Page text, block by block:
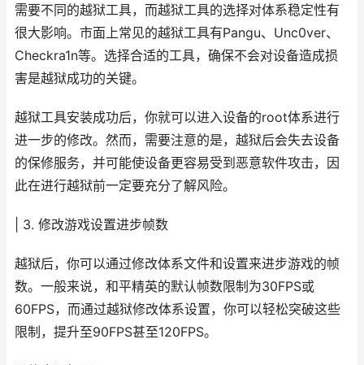
需要不同的越狱工具，而越狱工具的选择对体系稳定性有
很大影响。市面上常见的越狱工具有Pangu、Unc0ver、
Checkra1n等。选择合适的工具，确保不会对设备造成损
害是越狱成功的关键。
越狱工具安装成功后，你就可以进入设备的root体系进行
进一步的修改。然而，需要注意的是，越狱后会失去设备
的保修服务，并可能使设备更容易受到恶意软件攻击，因
此在进行越狱前一定要充分了解风险。
| 3. 修改游戏设置进步帧数
越狱后，你可以通过修改体系文件和设置来进步游戏的帧
数。一般来说，和平精英的默认帧数限制为30FPS或
60FPS，而通过越狱修改体系设置，你可以轻松突破这些
限制，提升至90FPS甚至120FPS。